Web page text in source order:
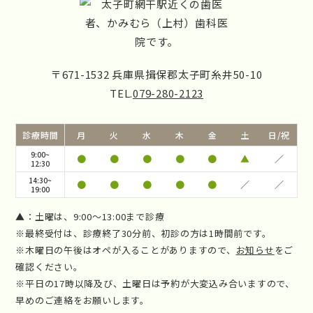
〒671-1532 兵庫県揖保郡太子町糸井50-10
TEL.079-280-2123
診療時間 月 火 水 木 金 土 日/祝
9:00~
12:30
● ● ● ● ● ▲ ／
14:30~
19:00
● ● ● ● ● ／ ／
▲：土曜は、9:00～13:00まで診療
※最終受付は、診療終了30分前、初診の方は1時間前です。
※木曜日の午後はオペが入ることがありますので、 お知らせ をご
確認ください。
※平日の17時以降及び、土曜日は予約が大変込み合いますので、
早めのご連絡をお願いします。